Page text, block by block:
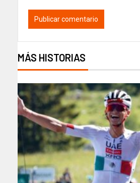
MÁS HISTORIAS